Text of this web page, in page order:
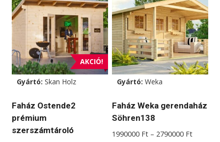
terméknek
több
variációja
van.
A
változatok
termékoldalon
választhatók
ki
terméknek
több
variációja
van.
A
változatok
termékoldalon
választhatók
AKCIÓ!
Gyártó: Skan Holz
Faház Ostende2
prémium
szerszámtároló
Gyártó: Weka
Faház Weka gerendaház
Söhren138
1990000 Ft – 2790000 Ft